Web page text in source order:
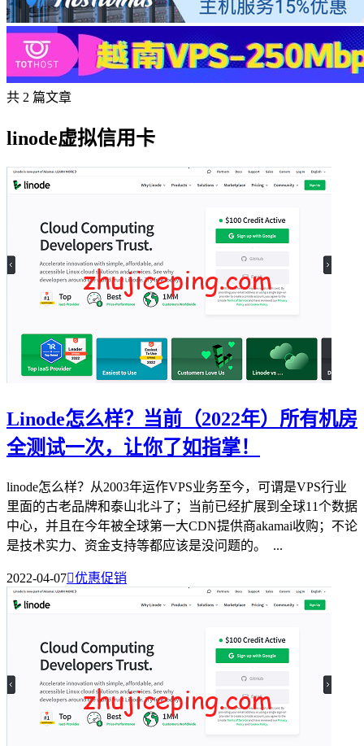
共 2 篇文章
linode虚拟信用卡
Linode怎么样？当前（2022年）所有机房
全测试一次，让你了如指掌！
linode怎么样？从2003年运作VPS业务至今，可谓是VPS行业
里面的古老品牌和泰山北斗了；当前已经扩展到全球11个数据
中心，并且在今年被全球第一大CDN提供商akamai收购；不论
是技术实力、资金支持等都应该是没问题的。 ...
2022-04-07优惠促销